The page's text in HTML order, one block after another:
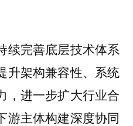
续完善底层技术体系
升架构兼容性、系统
，进一步扩大行业合
游主体构建深度协同